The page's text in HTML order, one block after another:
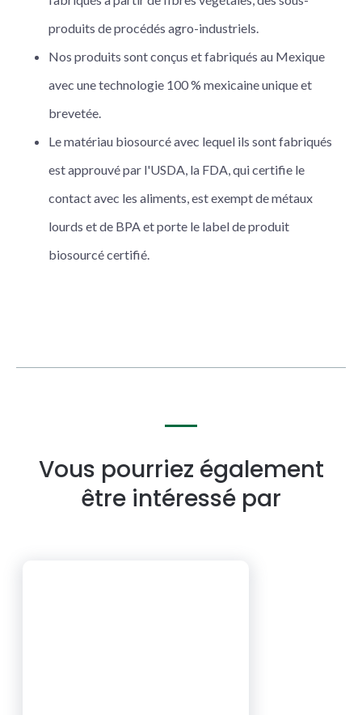
produits de procédés agro-industriels.
Nos produits sont conçus et fabriqués au Mexique
avec une technologie 100 % mexicaine unique et
brevetée.
Le matériau biosourcé avec lequel ils sont fabriqués
est approuvé par l'USDA, la FDA, qui certifie le
contact avec les aliments, est exempt de métaux
lourds et de BPA et porte le label de produit
biosourcé certifié.
Vous pourriez également
être intéressé par